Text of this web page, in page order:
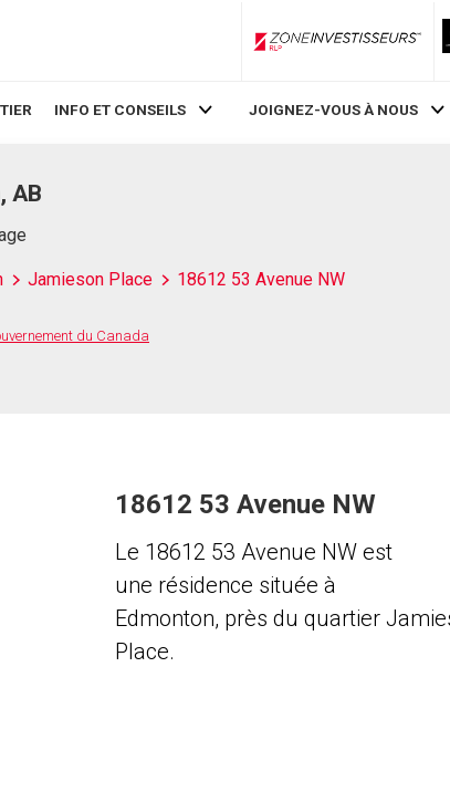
INFO ET CONSEILS JOIGNEZ-VOUS À NOUS
AB
Jamieson Place 18612 53 Avenue NW
du Canada
18612 53 Avenue NW
Le 18612 53 Avenue NW est
une résidence située à
Edmonton, près du quartier
Place.